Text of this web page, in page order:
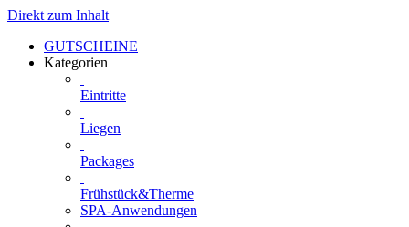
Direkt zum Inhalt
GUTSCHEINE
Kategorien
Eintritte
Liegen
Packages
Frühstück&Therme
SPA-Anwendungen